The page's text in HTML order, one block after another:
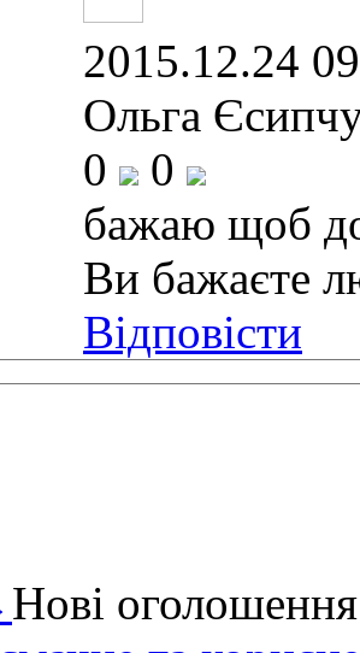
2015.12.24
Ольга
0
0
бажаю щоб
Ви бажаєте
Відповісти
Нові оголошення